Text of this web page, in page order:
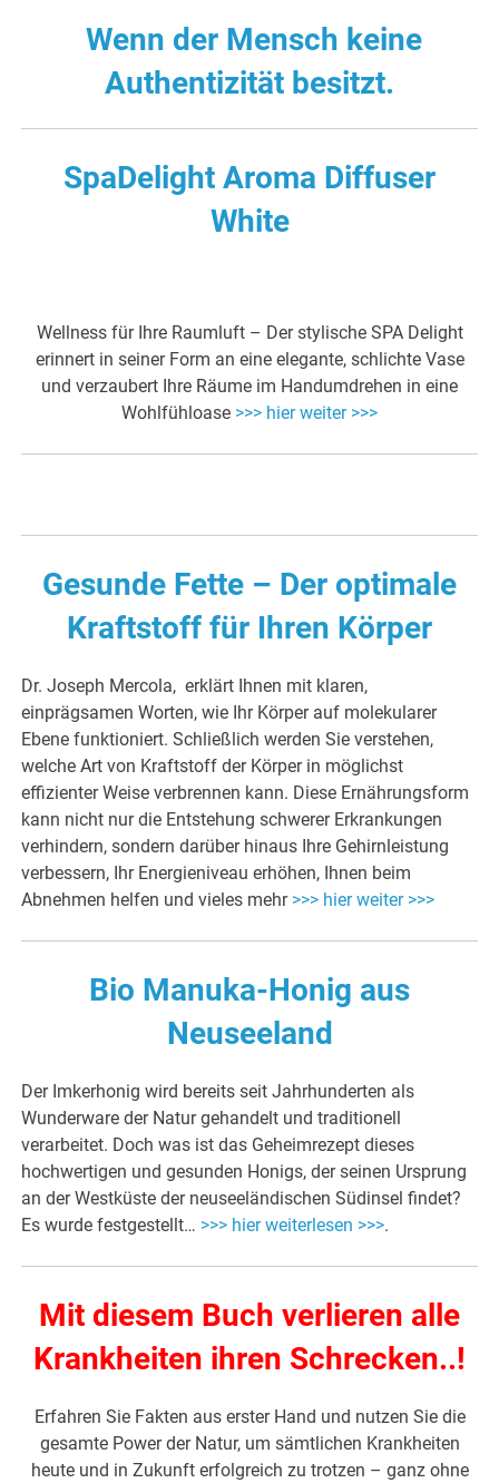
Wenn der Mensch keine
Authentizität besitzt.
SpaDelight Aroma Diffuser
White
Wellness für Ihre Raumluft – Der stylische SPA Delight
erinnert in seiner Form an eine elegante, schlichte Vase
und verzaubert Ihre Räume im Handumdrehen in eine
Wohlfühloase >>> hier weiter >>>
Gesunde Fette – Der optimale
Kraftstoff für Ihren Körper
Dr. Joseph Mercola, erklärt Ihnen mit klaren,
einprägsamen Worten, wie Ihr Körper auf molekularer
Ebene funktioniert. Schließlich werden Sie verstehen,
welche Art von Kraftstoff der Körper in möglichst
effizienter Weise verbrennen kann. Diese Ernährungsform
kann nicht nur die Entstehung schwerer Erkrankungen
verhindern, sondern darüber hinaus Ihre Gehirnleistung
verbessern, Ihr Energieniveau erhöhen, Ihnen beim
Abnehmen helfen und vieles mehr >>> hier weiter >>>
Bio Manuka-Honig aus
Neuseeland
Der Imkerhonig wird bereits seit Jahrhunderten als
Wunderware der Natur gehandelt und traditionell
verarbeitet. Doch was ist das Geheimrezept dieses
hochwertigen und gesunden Honigs, der seinen Ursprung
an der Westküste der neuseeländischen Südinsel findet?
Es wurde festgestellt… >>> hier weiterlesen >>>.
Mit diesem Buch verlieren alle
Krankheiten ihren Schrecken..!
Erfahren Sie Fakten aus erster Hand und nutzen Sie die
gesamte Power der Natur, um sämtlichen Krankheiten
heute und in Zukunft erfolgreich zu trotzen – ganz ohne